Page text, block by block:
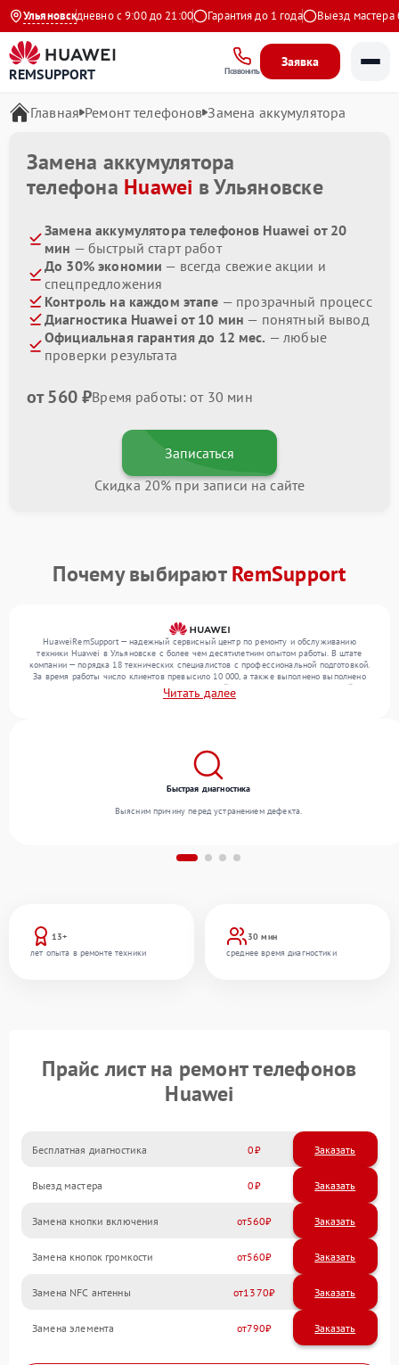
Ульяновск
Ежедневно с 9:00 до 21:00 Гарантия до 1 года Выезд мастера
REMSUPPORT Позвонить
Заявка
Главная Ремонт телефонов Замена аккумулятора
Замена аккумулятора
телефона Huawei в Ульяновске
Замена аккумулятора телефонов Huawei от 20
мин — быстрый старт работ
До 30% экономии — всегда свежие акции и
спецпредложения
Контроль на каждом этапе — прозрачный процесс
Диагностика Huawei от 10 мин — понятный вывод
Официальная гарантия до 12 мес. — любые
проверки результата
от 560 ₽Время работы: от 30 мин
Записаться
Скидка 20% при записи на сайте
Почему выбираютRemSupport
HuaweiRemSupport — надежный сервисный центр по ремонту и обслуживанию
техники Huawei в Ульяновске с более чем десятилетним опытом работы. В штате
компании — порядка 18 технических специалистов с профессиональной подготовкой.
За время работы число клиентов превысило 10 000, а также выполнено выполнено
более 12 000 ремонтов. Ежемесячно в сервисный центр поступает от 300 устройств,
включая , , . Мы беремся за задачи любой сложности и предлагаем стабильный
Читать далее
13+
лет опыта в ремонте техники
30 мин
среднее время диагностики
Быстрая диагностика
Выясним причину перед устранением дефекта.
Прайс лист на ремонт телефонов
Huawei
Бесплатная диагностика 0 Заказать
Выезд мастера 0 Заказать
Замена кнопки включения 560
Замена кнопок громкости 560
Замена NFC антенны 1370
Замена элемента 790